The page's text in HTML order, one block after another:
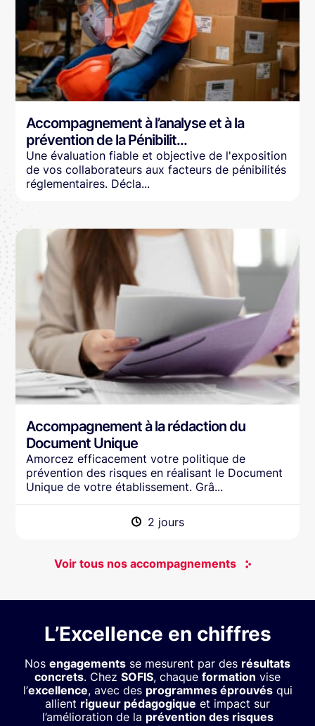
Accompagnement à l’analyse et à la
prévention de la Pénibilit...
Une évaluation fiable et objective de l'exposition
de vos collaborateurs aux facteurs de pénibilités
réglementaires. Décla...
Accompagnement à la rédaction du
Document Unique
Amorcez efficacement votre politique de
prévention des risques en réalisant le Document
Unique de votre établissement. Grâ...
2 jours
Voir tous nos accompagnements
L’Excellence en chiffres
Nos engagements se mesurent par des résultats
concrets. Chez SOFIS, chaque formation vise
l’excellence, avec des programmes éprouvésqui
allient rigueur pédagogique et impact sur
l’amélioration de la prévention des risques